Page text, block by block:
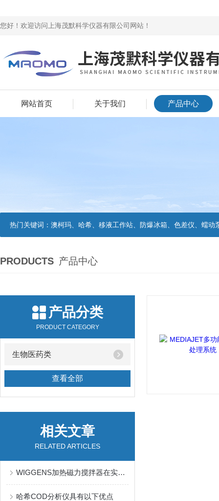
您好！欢迎访问上海茂默科学仪器有限公司网站！
网站首页 关于我们 产品中心
热门关键词： 澳柯玛、哈希、移液工作站、防爆冰箱、色差仪、蠕动
PRODUCTS 产品中心
产品分类
PRODUCT CATEGORY
生物医药类
查看全部
相关文章
RELATED ARTICLES
WIGGENS加热磁力搅拌器在实际应用中大展身手！
哈希COD分析仪具有以下优点